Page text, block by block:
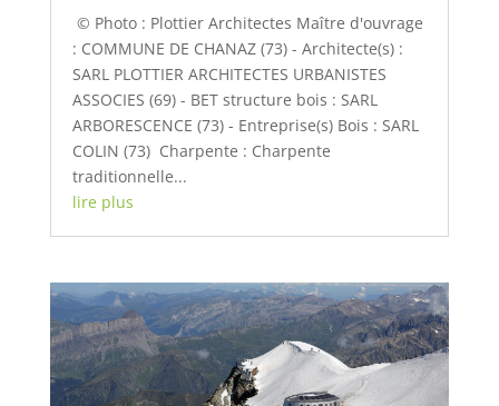
© Photo : Plottier Architectes Maître d'ouvrage
: COMMUNE DE CHANAZ (73) - Architecte(s) :
SARL PLOTTIER ARCHITECTES URBANISTES
ASSOCIES (69) - BET structure bois : SARL
ARBORESCENCE (73) - Entreprise(s) Bois : SARL
COLIN (73) Charpente : Charpente
traditionnelle...
lire plus